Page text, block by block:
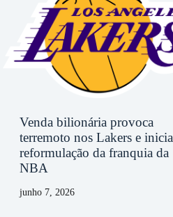
Venda bilionária provoca
terremoto nos Lakers e inicia
reformulação da franquia da
NBA
junho 7, 2026